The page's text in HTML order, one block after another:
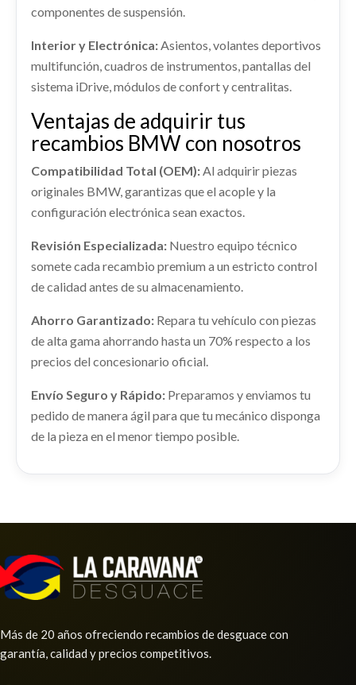
componentes de suspensión.
Interior y Electrónica:Asientos, volantes deportivos
multifunción, cuadros de instrumentos, pantallas del
sistema iDrive, módulos de confort y centralitas.
Ventajas de adquirir tus
recambios BMW con nosotros
Compatibilidad Total (OEM):Al adquirir piezas
originales BMW, garantizas que el acople y la
configuración electrónica sean exactos.
Revisión Especializada: Nuestro equipo técnico
somete cada recambio premium a un estricto control
de calidad antes de su almacenamiento.
Ahorro Garantizado: Repara tu vehículo con piezas
de alta gama ahorrando hasta un 70% respecto a los
precios del concesionario oficial.
Envío Seguro y Rápido: Preparamos y enviamos tu
pedido de manera ágil para que tu mecánico disponga
de la pieza en el menor tiempo posible.
Más de 20 años ofreciendo recambios de desguace con
garantía, calidad y precios competitivos.